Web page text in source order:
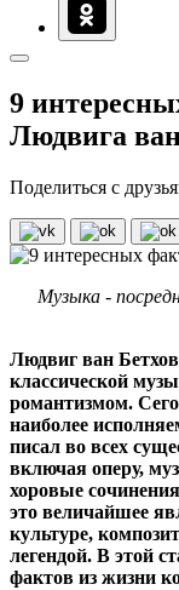
9
Людвига
Поделиться с
Музыка -
Людвиг ван
классической
романтизмом.
наиболее
писал во всех
включая оперу,
хоровые
это величайшее
культуре,
легендой. В этой
фактов из жизни